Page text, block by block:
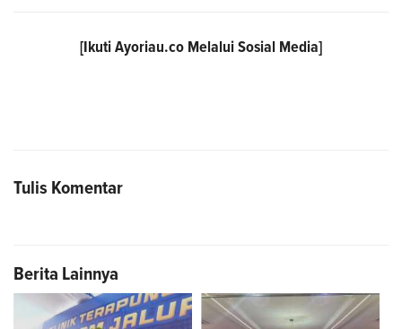
[Ikuti Ayoriau.co Melalui Sosial Media]
Tulis Komentar
Berita Lainnya